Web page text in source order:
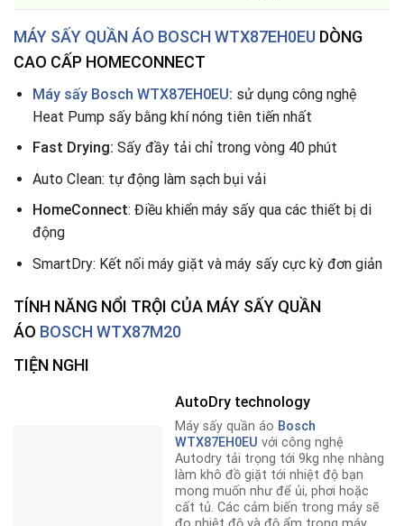
MÁY SẤY QUẦN ÁO BOSCH WTX87EH0EU DÒNG
CAO CẤP HOMECONNECT
Máy sấy Bosch WTX87EH0EU: sử dụng công nghệ
Heat Pump sấy bằng khí nóng tiên tiến nhất
Fast Drying: Sấy đầy tải chỉ trong vòng 40 phút
Auto Clean: tự động làm sạch bụi vải
HomeConnect: Điều khiển máy sấy qua các thiết bị di
động
SmartDry: Kết nối máy giặt và máy sấy cực kỳ đơn giản
TÍNH NĂNG NỔI TRỘI CỦA MÁY SẤY QUẦN
ÁO BOSCH WTX87M20
TIỆN NGHI
AutoDry technology
Máy sấy quần áo Bosch
WTX87EH0EU với công nghệ
Autodry tải trọng tới 9kg nhẹ nhàng
làm khô đồ giặt tới nhiệt độ bạn
mong muốn như để ủi, phơi hoặc
cất tủ. Các cảm biến trong máy sẽ